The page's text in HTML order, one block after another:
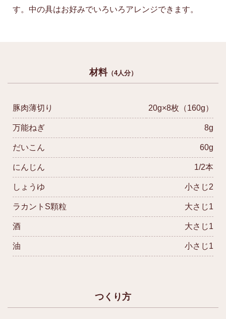
す。中の具はお好みでいろいろアレンジできます。
材料（4人分）
豚肉薄切り 20g×8枚（160g）
万能ねぎ 8g
だいこん 60g
にんじん 1/2本
しょうゆ 小さじ2
ラカントS顆粒 大さじ1
酒 大さじ1
油 小さじ1
つくり方